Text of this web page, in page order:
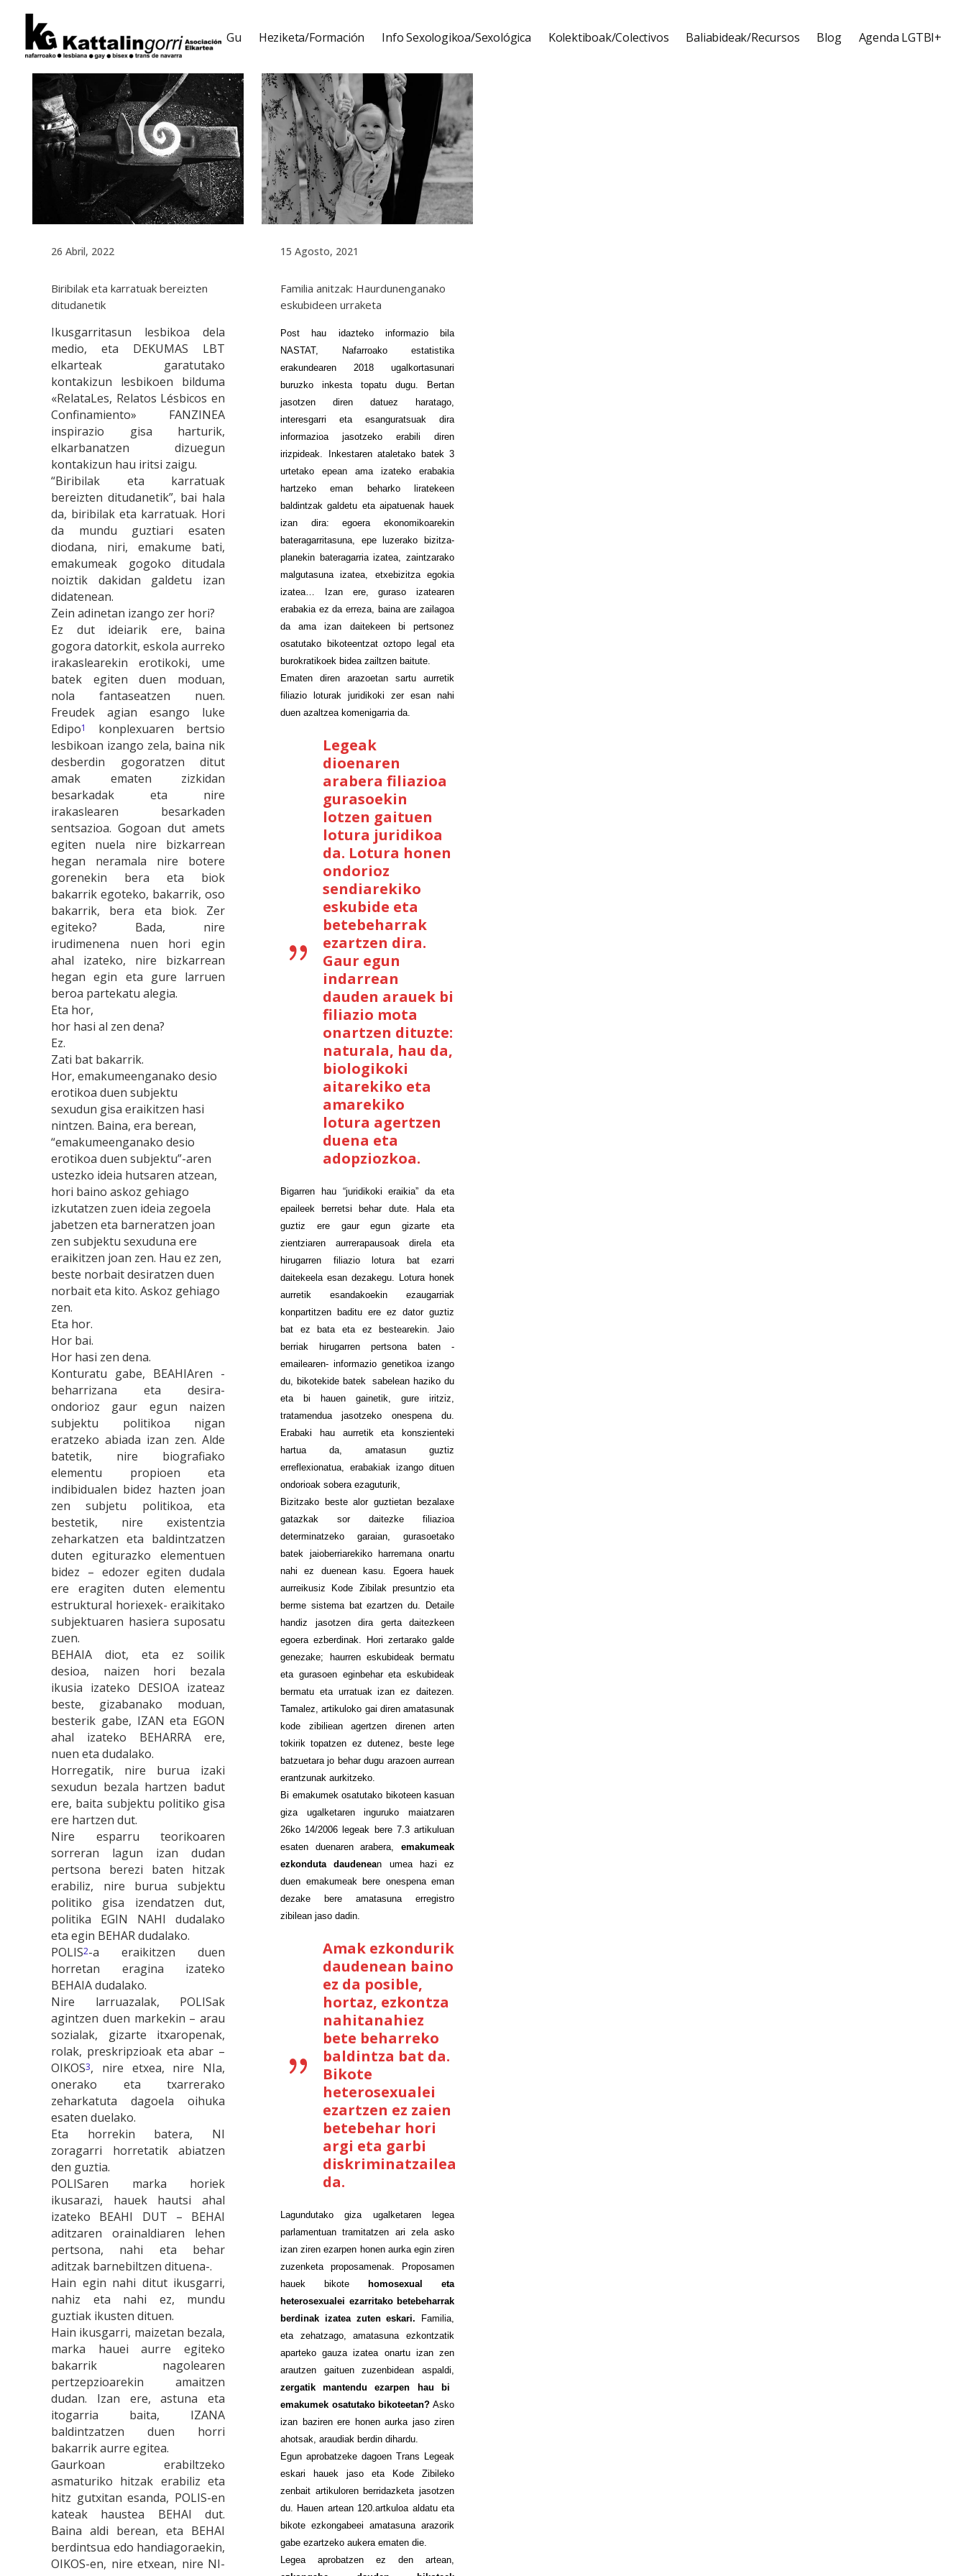
Gu Heziketa/Formación Info Sexologikoa/Sexológica Kolektiboak/Colectivos Baliabideak/Recursos Blog Agenda LGTBI+
26 Abril, 2022
Biribilak eta karratuak bereizten
ditudanetik
Ikusgarritasun lesbikoa dela
medio, eta DEKUMAS LBT
elkarteak garatutako
kontakizun lesbikoen bilduma
«RelataLes, Relatos Lésbicos en
Confinamiento» FANZINEA
inspirazio gisa harturik,
elkarbanatzen dizuegun
kontakizun hau iritsi zaigu.
“Biribilak eta karratuak
bereizten ditudanetik”, bai hala
da, biribilak eta karratuak. Hori
da mundu guztiari esaten
diodana, niri, emakume bati,
emakumeak gogoko ditudala
noiztik dakidan galdetu izan
didatenean.
Zein adinetan izango zer hori?
Ez dut ideiarik ere, baina
gogora datorkit, eskola aurreko
irakaslearekin erotikoki, ume
batek egiten duen moduan,
nola fantaseatzen nuen.
Freudek agian esango luke
Edipo1
konplexuaren bertsio
lesbikoan izango zela, baina nik
desberdin gogoratzen ditut
amak ematen zizkidan
besarkadak eta nire
irakaslearen besarkaden
sentsazioa. Gogoan dut amets
egiten nuela nire bizkarrean
hegan neramala nire botere
gorenekin bera eta biok
bakarrik egoteko, bakarrik, oso
bakarrik, bera eta biok. Zer
egiteko? Bada, nire
irudimenena nuen hori egin
ahal izateko, nire bizkarrean
hegan egin eta gure larruen
beroa partekatu alegia.
Eta hor,
hor hasi al zen dena?
Ez.
Zati bat bakarrik.
Hor, emakumeenganako desio
erotikoa duen subjektu
sexudun gisa eraikitzen hasi
nintzen. Baina, era berean,
“emakumeenganako desio
erotikoa duen subjektu”-aren
ustezko ideia hutsaren atzean,
hori baino askoz gehiago
izkutatzen zuen ideia zegoela
jabetzen eta barneratzen joan
zen subjektu sexuduna ere
eraikitzen joan zen. Hau ez zen,
beste norbait desiratzen duen
norbait eta kito. Askoz gehiago
zen.
Eta hor.
Hor bai.
Hor hasi zen dena.
Konturatu gabe, BEAHIAren -
beharrizana eta desira-
ondorioz gaur egun naizen
subjektu politikoa nigan
eratzeko abiada izan zen. Alde
batetik, nire biografiako
elementu propioen eta
indibidualen bidez hazten joan
zen subjetu politikoa, eta
bestetik, nire existentzia
zeharkatzen eta baldintzatzen
duten egiturazko elementuen
bidez – edozer egiten dudala
ere eragiten duten elementu
estruktural horiexek- eraikitako
subjektuaren hasiera suposatu
zuen.
BEHAIA diot, eta ez soilik
desioa, naizen hori bezala
ikusia izateko DESIOA izateaz
beste, gizabanako moduan,
besterik gabe, IZAN eta EGON
ahal izateko BEHARRA ere,
nuen eta dudalako.
Horregatik, nire burua izaki
sexudun bezala hartzen badut
ere, baita subjektu politiko gisa
ere hartzen dut.
Nire esparru teorikoaren
sorreran lagun izan dudan
pertsona berezi baten hitzak
erabiliz, nire burua subjektu
politiko gisa izendatzen dut,
politika EGIN NAHI dudalako
eta egin BEHAR dudalako.
POLIS2-a eraikitzen duen
horretan eragina izateko
BEHAIA dudalako.
Nire larruazalak, POLISak
agintzen duen markekin – arau
sozialak, gizarte itxaropenak,
rolak, preskripzioak eta abar –
OIKOS3, nire etxea, nire NIa,
onerako eta txarrerako
zeharkatuta dagoela oihuka
esaten duelako.
Eta horrekin batera, NI
zoragarri horretatik abiatzen
den guztia.
POLISaren marka horiek
ikusarazi, hauek hautsi ahal
izateko BEAHI DUT – BEHAI
aditzaren orainaldiaren lehen
pertsona, nahi eta behar
aditzak barnebiltzen dituena-.
Hain egin nahi ditut ikusgarri,
nahiz eta nahi ez, mundu
guztiak ikusten dituen.
Hain ikusgarri, maizetan bezala,
marka hauei aurre egiteko
bakarrik nagolearen
pertzepzioarekin amaitzen
dudan. Izan ere, astuna eta
itogarria baita, IZANA
baldintzatzen duen horri
bakarrik aurre egitea.
Gaurkoan erabiltzeko
asmaturiko hitzak erabiliz eta
hitz gutxitan esanda, POLIS-en
kateak haustea BEHAI dut.
Baina aldi berean, eta BEHAI
berdintsua edo handiagoraekin,
OIKOS-en, nire etxean, nire NI-
15 Agosto, 2021
Familia anitzak: Haurdunenganako
eskubideen urraketa
Post hau idazteko informazio bila
NASTAT, Nafarroako estatistika
erakundearen 2018 ugalkortasunari
buruzko inkesta topatu dugu. Bertan
jasotzen diren datuez haratago,
interesgarri eta esanguratsuak dira
informazioa jasotzeko erabili diren
irizpideak. Inkestaren ataletako batek 3
urtetako epean ama izateko erabakia
hartzeko eman beharko liratekeen
baldintzak galdetu eta aipatuenak hauek
izan dira: egoera ekonomikoarekin
bateragarritasuna, epe luzerako bizitza-
planekin bateragarria izatea, zaintzarako
malgutasuna izatea, etxebizitza egokia
izatea… Izan ere, guraso izatearen
erabakia ez da erreza, baina are zailagoa
da ama izan daitekeen bi pertsonez
osatutako bikoteentzat oztopo legal eta
burokratikoek bidea zailtzen baitute.
Ematen diren arazoetan sartu aurretik
filiazio loturak juridikoki zer esan nahi
duen azaltzea komenigarria da.
Legeak
dioenaren
arabera filiazioa
gurasoekin
lotzen gaituen
lotura juridikoa
da. Lotura honen
ondorioz
sendiarekiko
eskubide eta
betebeharrak
ezartzen dira.
Gaur egun
indarrean
dauden arauek bi
filiazio mota
onartzen dituzte:
naturala, hau da,
biologikoki
aitarekiko eta
amarekiko
lotura agertzen
duena eta
adopziozkoa.
Bigarren hau “juridikoki eraikia” da eta
epaileek berretsi behar dute. Hala eta
guztiz ere gaur egun gizarte eta
zientziaren aurrerapausoak direla eta
hirugarren filiazio lotura bat ezarri
daitekeela esan dezakegu. Lotura honek
aurretik esandakoekin ezaugarriak
konpartitzen baditu ere ez dator guztiz
bat ez bata eta ez bestearekin. Jaio
berriak hirugarren pertsona baten -
emailearen- informazio genetikoa izango
du, bikotekide batek sabelean haziko du
eta bi hauen gainetik, gure iritziz,
tratamendua jasotzeko onespena du.
Erabaki hau aurretik eta konszienteki
hartua da, amatasun guztiz
erreflexionatua, erabakiak izango dituen
ondorioak sobera ezaguturik,
Bizitzako beste alor guztietan bezalaxe
gatazkak sor daitezke filiazioa
determinatzeko garaian, gurasoetako
batek jaioberriarekiko harremana onartu
nahi ez duenean kasu. Egoera hauek
aurreikusiz Kode Zibilak presuntzio eta
berme sistema bat ezartzen du. Detaile
handiz jasotzen dira gerta daitezkeen
egoera ezberdinak. Hori zertarako galde
genezake; haurren eskubideak bermatu
eta gurasoen eginbehar eta eskubideak
bermatu eta urratuak izan ez daitezen.
Tamalez, artikuloko gai diren amatasunak
kode zibiliean agertzen direnen arten
tokirik topatzen ez dutenez, beste lege
batzuetara jo behar dugu arazoen aurrean
erantzunak aurkitzeko.
Bi emakumek osatutako bikoteen kasuan
giza ugalketaren inguruko maiatzaren
26ko 14/2006 legeak bere 7.3 artikuluan
esaten duenaren arabera,emakumeak
ezkonduta daudenean umea hazi ez
duen emakumeak bere onespena eman
dezake bere amatasuna erregistro
zibilean jaso dadin.
Amak ezkondurik
daudenean baino
ez da posible,
hortaz, ezkontza
nahitanahiez
bete beharreko
baldintza bat da.
Bikote
heterosexualei
ezartzen ez zaien
betebehar hori
argi eta garbi
diskriminatzailea
da.
Lagundutako giza ugalketaren legea
parlamentuan tramitatzen ari zela asko
izan ziren ezarpen honen aurka egin ziren
zuzenketa proposamenak. Proposamen
hauek bikote
homosexual eta
heterosexualei ezarritako betebeharrak
berdinak izatea zuten eskari. Familia,
eta zehatzago, amatasuna ezkontzatik
aparteko gauza izatea onartu izan zen
arautzen gaituen zuzenbidean aspaldi,
zergatik mantendu ezarpen hau bi
emakumek osatutako bikoteetan? Asko
izan baziren ere honen aurka jaso ziren
ahotsak, araudiak berdin dihardu.
Egun aprobatzeke dagoen Trans Legeak
eskari hauek jaso eta Kode Zibileko
zenbait artikuloren berridazketa jasotzen
du. Hauen artean 120.artkuloa aldatu eta
bikote ezkongabeei amatasuna arazorik
gabe ezartzeko aukera ematen die.
Legea aprobatzen ez den artean,